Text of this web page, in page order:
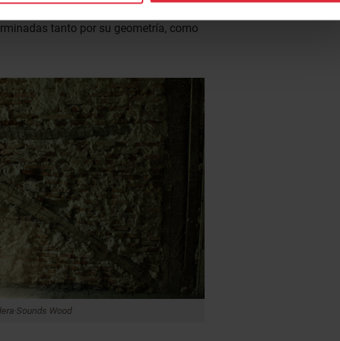
dentro de un tipo de madera
tanto por su geometría, como
Wood